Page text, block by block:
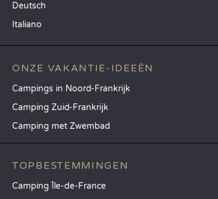
Deutsch
Italiano
ONZE VAKANTIE-IDEEËN
Campings in Noord-Frankrijk
Camping Zuid-Frankrijk
Camping met Zwembad
TOPBESTEMMINGEN
Camping Île-de-France